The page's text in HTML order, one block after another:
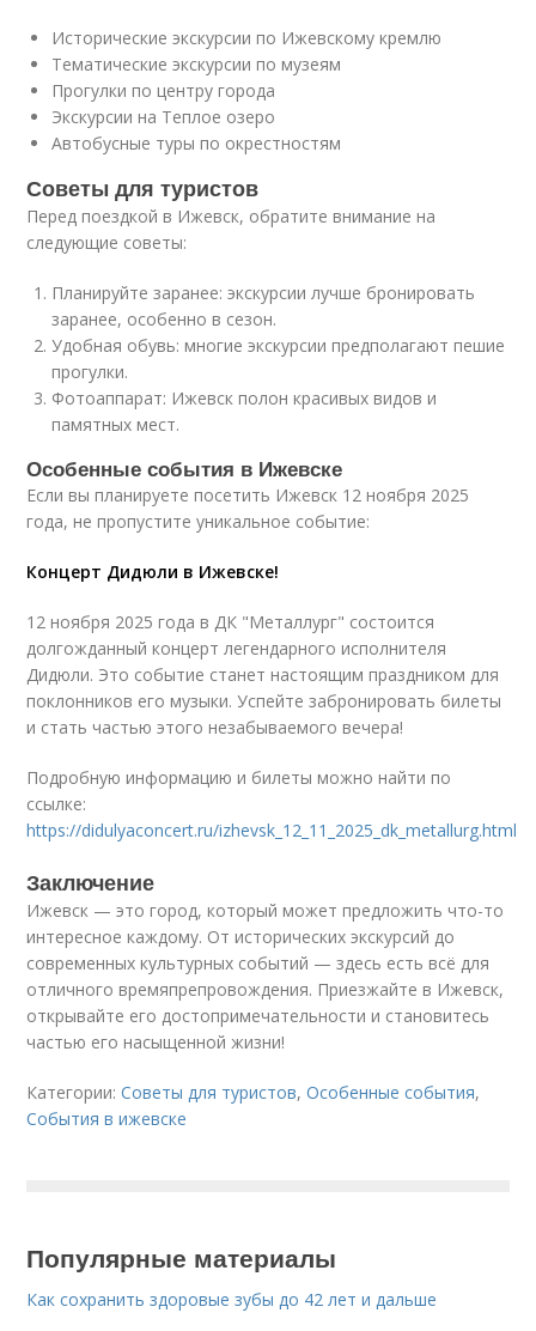
Исторические экскурсии по Ижевскому кремлю
Тематические экскурсии по музеям
Прогулки по центру города
Экскурсии на Теплое озеро
Автобусные туры по окрестностям
Советы для туристов
Перед поездкой в Ижевск, обратите внимание на
следующие советы:
Планируйте заранее: экскурсии лучше бронировать
заранее, особенно в сезон.
Удобная обувь: многие экскурсии предполагают пешие
прогулки.
Фотоаппарат: Ижевск полон красивых видов и
памятных мест.
Особенные события в Ижевске
Если вы планируете посетить Ижевск 12 ноября 2025
года, не пропустите уникальное событие:
Концерт Дидюли в Ижевске!
12 ноября 2025 года в ДК "Металлург" состоится
долгожданный концерт легендарного исполнителя
Дидюли. Это событие станет настоящим праздником для
поклонников его музыки. Успейте забронировать билеты
и стать частью этого незабываемого вечера!
Подробную информацию и билеты можно найти по
ссылке:
https://didulyaconcert.ru/izhevsk_12_11_2025_dk_metallurg.html
Заключение
Ижевск — это город, который может предложить что-то
интересное каждому. От исторических экскурсий до
современных культурных событий — здесь есть всё для
отличного времяпрепровождения. Приезжайте в Ижевск,
открывайте его достопримечательности и становитесь
частью его насыщенной жизни!
Категории:Советы для туристов,Особенные события,
События в ижевске
Популярные материалы
Как сохранить здоровые зубы до 42 лет и дальше